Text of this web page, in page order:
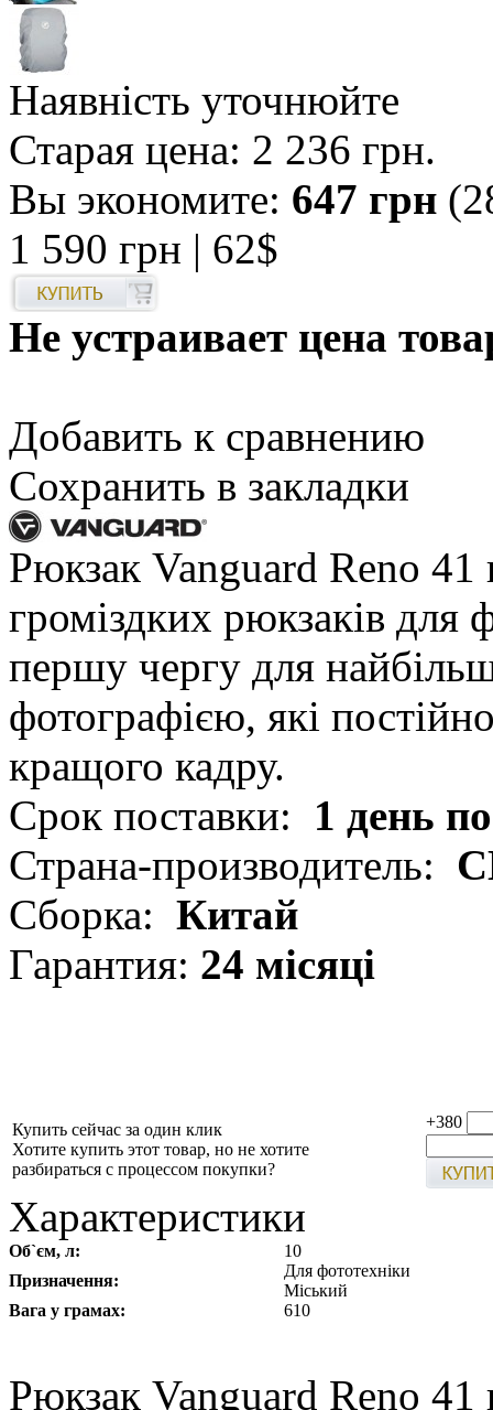
Наявність уточнюйте
Старая цена: 2 236 грн.
Вы экономите: 647 грн
1 590 грн | 62$
Не устраивает цена
Добавить к сравнению
Сохранить в закладки
Рюкзак Vanguard Reno 41
громіздких рюкзаків для
першу чергу для
фотографією, які
кращого кадру.
Срок поставки: 1 день
Страна-производитель:
Сборка: Китай
Гарантия: 24 місяці
Купить сейчас за один клик
Хотите купить этот товар, но не хотите
разбираться с процессом покупки?
+380
Характеристики
Об`єм, л:
10
Призначення:
Для фототехніки
Міський
Вага у грамах:
610
Рюкзак Vanguard Reno 41